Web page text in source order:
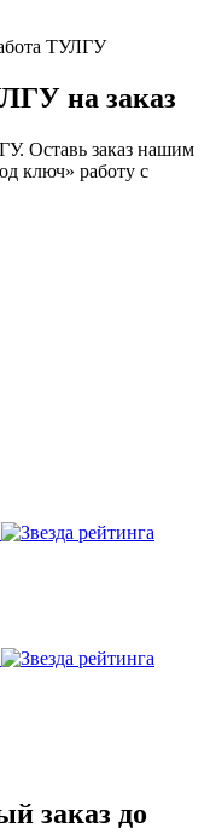
ТУЛГУ
на заказ
Оставь заказ нашим
ключ» работу с
заказ до